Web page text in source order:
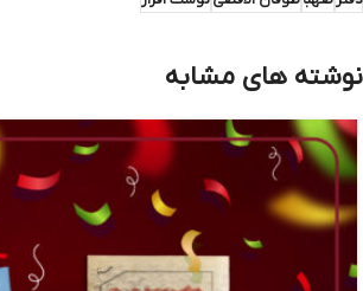
نوشته های مشابه